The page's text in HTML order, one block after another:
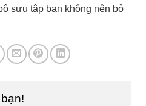
sưu tập bạn không nên bỏ